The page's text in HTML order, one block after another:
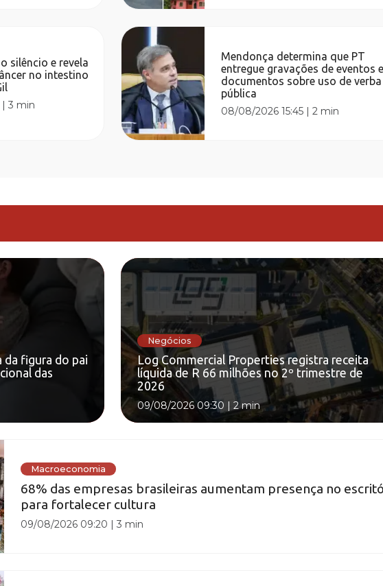
silêncio e revela
no intestino
|3 min
Mendonça determina que PT
entregue gravações de eventos e
documentos sobre uso de verba
pública
08/08/2026 15:45 |2 min
da figura do pai
das
Negócios
Log Commercial Properties registra receita
líquida de R 66 milhões no 2º trimestre de
2026
09/08/2026 09:30 | 2 min
Macroeconomia
68% das empresas brasileiras aumentam presença no
para fortalecer cultura
09/08/2026 09:20 |3 min